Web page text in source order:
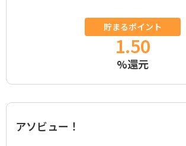
貯まるポイント
1.50
%還元
アソビュー！